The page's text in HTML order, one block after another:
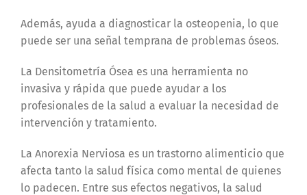
Además, ayuda a diagnosticar la osteopenia, lo que
puede ser una señal temprana de problemas óseos.
La Densitometría Ósea es una herramienta no
invasiva y rápida que puede ayudar a los
profesionales de la salud a evaluar la necesidad de
intervención y tratamiento.
La Anorexia Nerviosa es un trastorno alimenticio que
afecta tanto la salud física como mental de quienes
lo padecen. Entre sus efectos negativos, la salud